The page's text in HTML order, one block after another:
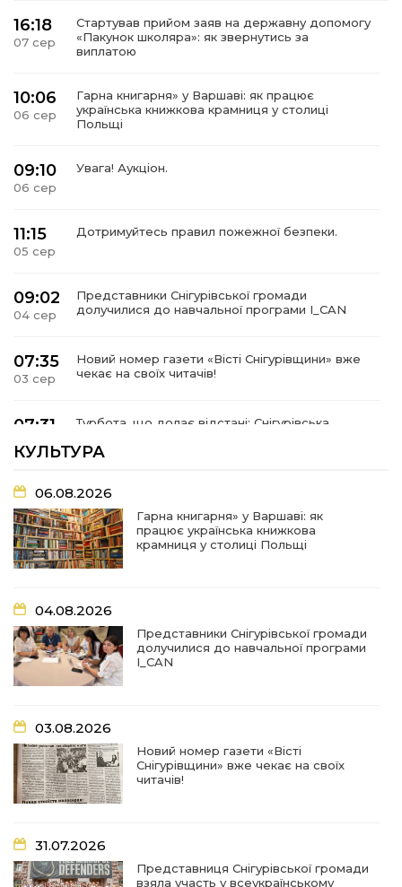
16:18
07 сер
Стартував прийом заяв на державну допомогу
«Пакунок школяра»: як звернутись за
виплатою
10:06
06 сер
Гарна книгарня» у Варшаві: як працює
українська книжкова крамниця у столиці
Польщі
09:10
06 сер
Увага! Аукціон.
11:15
05 сер
Дотримуйтесь правил пожежної безпеки.
09:02
04 сер
Представники Снігурівської громади
долучилися до навчальної програми I_CAN
07:35
03 сер
Новий номер газети «Вісті Снігурівщини» вже
чекає на своїх читачів!
07:31
Турбота, що долає відстані: Снігурівська
послуг
07:27
03 сер
Удар по крамниці: на Снігурівщині російський
дрон поранив двох мирних жителів
19:03
Їхнє слово вагоме, бо перевірене власним
життям
18:18
02 сер
складу Ради з питань внутрішньо
переміщених осіб при Снігурівській міській
раді
01 сер
громаді провели профілактичний рейд
18:08
31 лип
Представниця Снігурівської громади взяла
участь у всеукраїнському форумі молодіжних
рад
18:44
30 лип
Участь у міжрегіональному форумі «Стан та
перспективи реалізації ветеранської політики»
КУЛЬТУРА
06.08.2026
Гарна книгарня» у Варшаві: як
працює українська книжкова
крамниця у столиці Польщі
04.08.2026
Представники Снігурівської громади
долучилися до навчальної програми
I_CAN
03.08.2026
Новий номер газети «Вісті
Снігурівщини» вже чекає на своїх
читачів!
31.07.2026
Представниця Снігурівської громади
взяла участь у всеукраїнському